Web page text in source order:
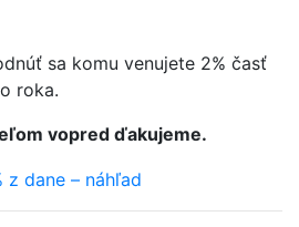
sa komu venujete 2% časť
roka.
vopred ďakujeme.